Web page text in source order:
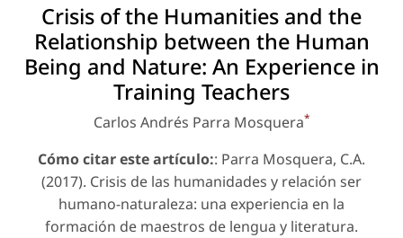
Crisis of the Humanities and the
Relationship between the Human
Being and Nature: An Experience in
Training Teachers
Carlos Andrés Parra Mosquera*
Cómo citar este artículo:: Parra Mosquera, C.A.
(2017). Crisis de las humanidades y relación ser
humano-naturaleza: una experiencia en la
formación de maestros de lengua y literatura.